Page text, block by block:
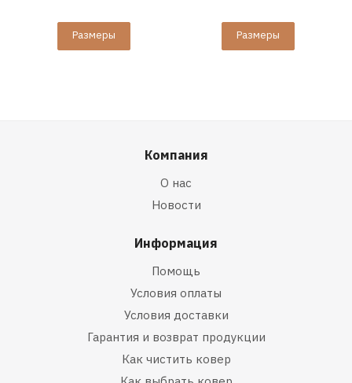
Размеры Размеры
Компания
О нас
Новости
Информация
Помощь
Условия оплаты
Условия доставки
Гарантия и возврат продукции
Как чистить ковер